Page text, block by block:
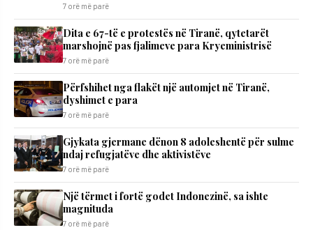
7 orë më parë
Dita e 67-të e protestës në Tiranë, qytetarët
marshojnë pas fjalimeve para Kryeministrisë
7 orë më parë
Përfshihet nga flakët një automjet në Tiranë,
dyshimet e para
7 orë më parë
Gjykata gjermane dënon 8 adoleshentë për sulme
ndaj refugjatëve dhe aktivistëve
7 orë më parë
Një tërmet i fortë godet Indonezinë, sa ishte
magnituda
7 orë më parë